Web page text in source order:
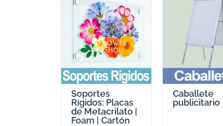
Soportes
Rígidos: Placas
de Metacrilato |
Foam | Cartón
Caballete
publicitario